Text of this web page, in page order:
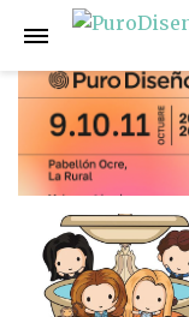
Anterior Siguiente